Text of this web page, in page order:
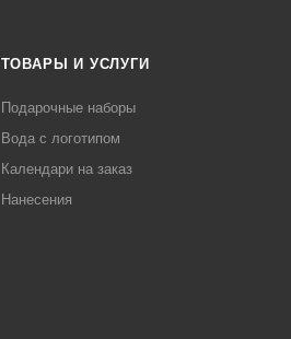
ТОВАРЫ И УСЛУГИ
Подарочные наборы
Вода с логотипом
Календари на заказ
Нанесения